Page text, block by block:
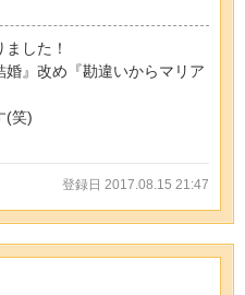
した！
』改め『勘違いからマリア
(笑)
登録日 2017.08.15 21:47